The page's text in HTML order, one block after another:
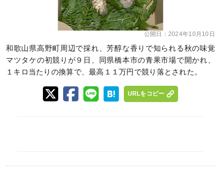
公開日： 2024年10月10日
和歌山県高野町周辺で採れ、芳醇な香りで知られる秋の味覚
マツタケの初競りが９日、同県橋本市の青果市場で開かれ、
１キロ当たりの換算で、最高１１万円で競り落とされた。
URLをコピー